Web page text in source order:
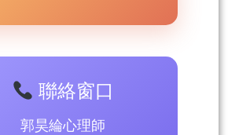
聯絡窗口
郭昊綸心理師